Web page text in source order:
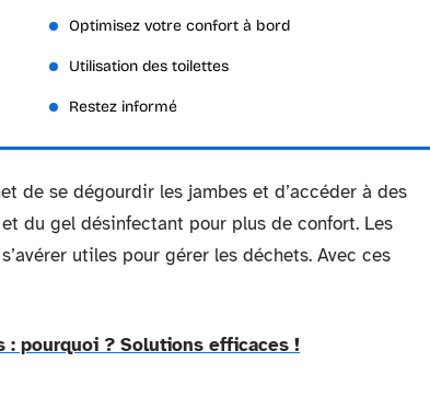
Optimisez votre confort à bord
Utilisation des toilettes
Restez informé
de se dégourdir les jambes et d’accéder à des
du gel désinfectant pour plus de confort. Les
utiles pour gérer les déchets. Avec ces
: pourquoi ? Solutions efficaces !